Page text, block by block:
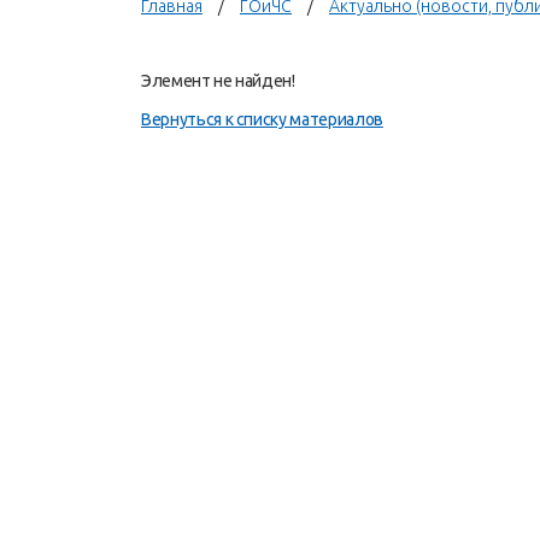
Главная ГОиЧС Актуально (новости,
Элемент не найден!
Вернуться к списку материалов